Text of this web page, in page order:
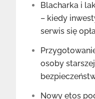
Blacharka i
– kiedy
serwis się
osoby
Nowy etos